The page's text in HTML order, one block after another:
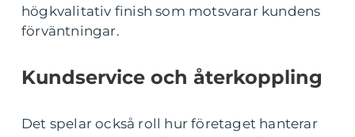
högkvalitativ finish som motsvarar kundens
förväntningar.
Kundservice och återkoppling
Det spelar också roll hur företaget hanterar